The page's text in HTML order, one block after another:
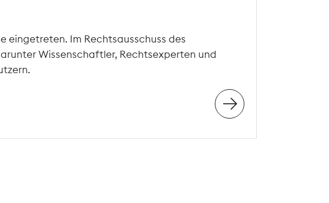
eingetreten. Im Rechtsausschuss des
Wissenschaftler, Rechtsexperten und